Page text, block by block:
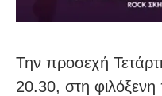
Την προσεχή
20.30, στη φιλόξενη